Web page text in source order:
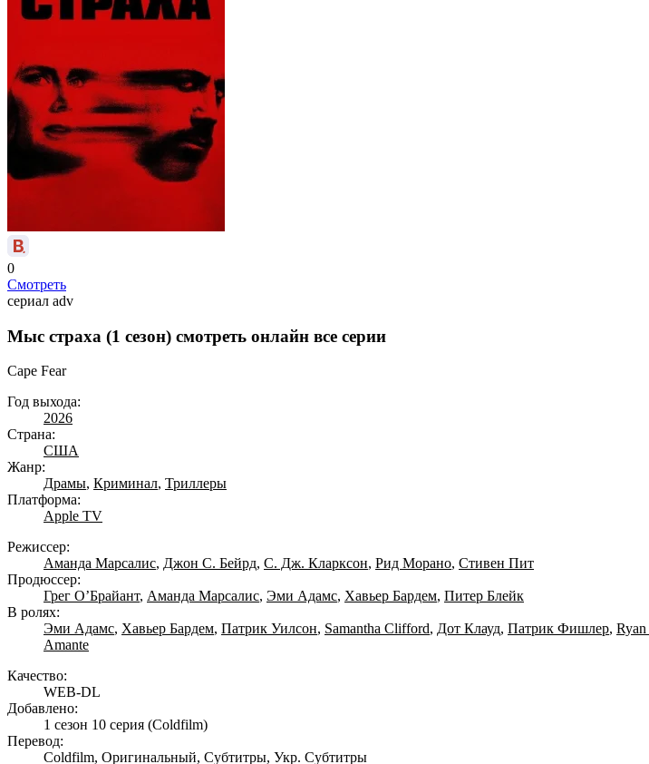
0
Смотреть
сериал adv
Мыс страха (1 сезон) смотреть онлайн все серии
Cape Fear
Год выхода:
2026
Страна:
США
Жанр:
Драмы, Криминал, Триллеры
Платформа:
Apple TV
Режиссер:
Аманда Марсалис, Джон С. Бейрд, С. Дж. Кларксон, Рид Морано, Стивен Пит
Продюссер:
Грег О’Брайант, Аманда Марсалис, Эми Адамс, Хавьер Бардем, Питер Блейк
В ролях:
Эми Адамс, Хавьер Бардем, Патрик Уилсон, Samantha Clifford, Дот Клауд, Патрик Фишлер,
Amante
Качество:
WEB-DL
Добавлено:
1 сезон 10 серия (Coldfilm)
Перевод:
Coldfilm, Оригинальный, Субтитры, Укр. Субтитры